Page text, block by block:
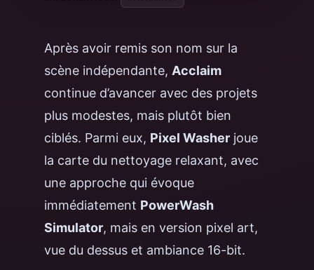
Après avoir remis son nom sur la
scène indépendante, Acclaim
continue d’avancer avec des projets
plus modestes, mais plutôt bien
ciblés. Parmi eux, Pixel Washerjoue
la carte du nettoyage relaxant, avec
une approche qui évoque
immédiatement PowerWash
Simulator, mais en version pixel art,
vue du dessus et ambiance 16-bit.